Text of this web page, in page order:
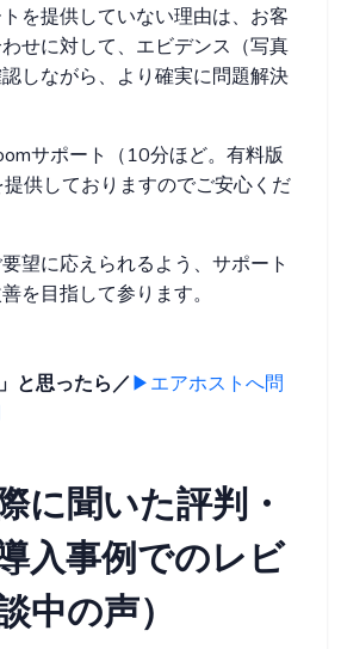
を提供していない理由は、お客
せに対して、エビデンス（写真
しながら、より確実に問題解決
サポート（10分ほど。有料版
供しておりますのでご安心くだ
望に応えられるよう、サポート
を目指して参ります。
と思ったら／▶エアホストへ問
に聞いた評判・
入事例でのレビ
中の声）